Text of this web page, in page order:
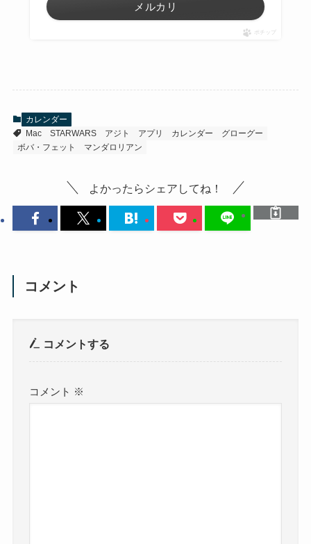
メルカリ
ポチップ
カレンダー
Mac
STARWARS アジト アプリ カレンダー
グローグー
ボバ・フェット
マンダロリアン
よかったらシェアしてね！
コメント
コメントする
コメント ※